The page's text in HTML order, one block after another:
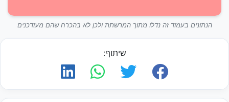
הנתונים בעמוד זה נדלו מתוך המרשתת ולכן לא בהכרח שהם מעודכנים
שיתוף: